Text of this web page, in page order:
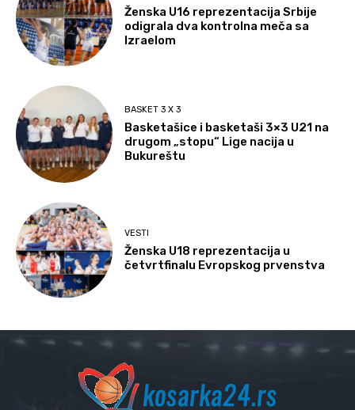
Ženska U16 reprezentacija Srbije
odigrala dva kontrolna meča sa
Izraelom
BASKET 3 X 3
Basketašice i basketaši 3×3 U21 na
drugom „stopu“ Lige nacija u
Bukureštu
VESTI
Ženska U18 reprezentacija u
četvrtfinalu Evropskog prvenstva